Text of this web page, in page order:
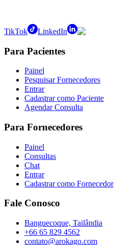
TikTok LinkedIn
Para Pacientes
Painel
Pesquisar Fornecedores
Entrar
Cadastrar como Paciente
Agendar Consulta
Para Fornecedores
Painel
Consultas
Chat
Entrar
Cadastrar como Fornecedor
Fale Conosco
Banguecoque, Tailândia
+66 65 829 4562
contato@arokago.com